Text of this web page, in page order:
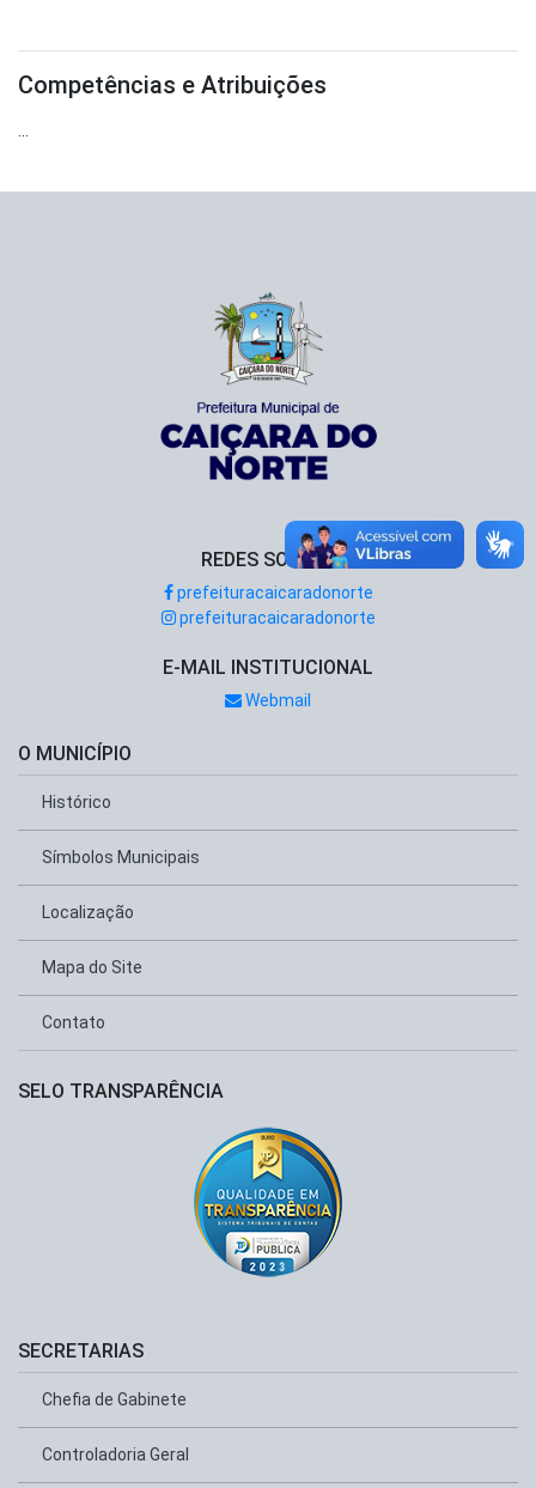
Competências e Atribuições
REDES SOCIAIS
prefeituracaicaradonorte
prefeituracaicaradonorte
E-MAIL INSTITUCIONAL
Webmail
O MUNICÍPIO
Histórico
Símbolos Municipais
Localização
Mapa do Site
Contato
SELO TRANSPARÊNCIA
SECRETARIAS
Chefia de Gabinete
Controladoria Geral